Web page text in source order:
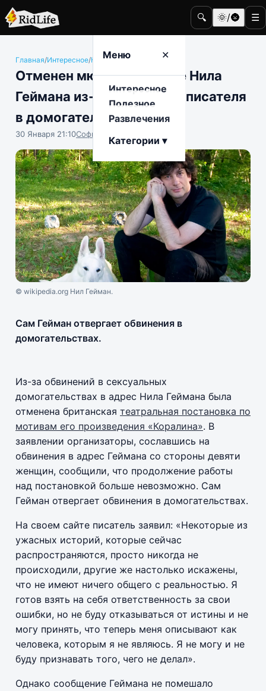
🔍 🌞/🌚 ☰
Меню ✕
Интересное
Полезное
Развлечения
Категории ▾
Главная/Интересное/Кино и телевидение
Отменен мюзикл по книге Нила
Геймана из-за обвинений писателя
в домогательствах
30 Января 21:10София Насыпова
© wikipedia.org Нил Гейман.
Сам Гейман отвергает обвинения в
домогательствах.
Из-за обвинений в сексуальных
домогательствах в адрес Нила Геймана была
отменена британская театральная постановка по
мотивам его произведения «Коралина». В
заявлении организаторы, сославшись на
обвинения в адрес Геймана со стороны девяти
женщин, сообщили, что продолжение работы
над постановкой больше невозможно. Сам
Гейман отвергает обвинения в домогательствах.
На своем сайте писатель заявил: «Некоторые из
ужасных историй, которые сейчас
распространяются, просто никогда не
происходили, другие же настолько искажены,
что не имеют ничего общего с реальностью. Я
готов взять на себя ответственность за свои
ошибки, но не буду отказываться от истины и не
могу принять, что теперь меня описывают как
человека, которым я не являюсь. Я не могу и не
буду признавать того, чего не делал».
Однако сообщение Геймана не помешало